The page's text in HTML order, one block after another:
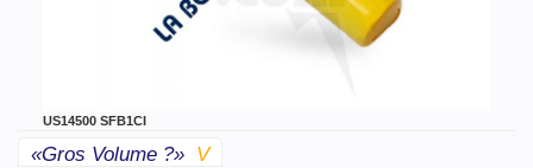
US14500 SFB1CI
«gros Volume ?» V